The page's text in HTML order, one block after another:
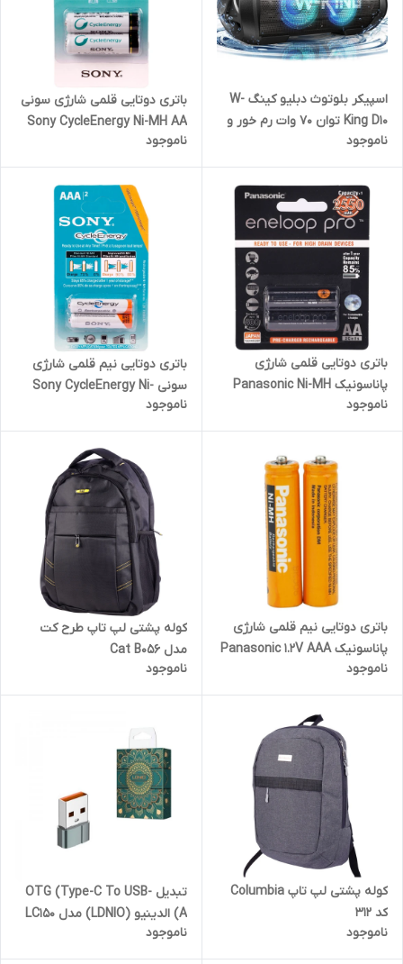
اسپیکر بلوتوث دبلیو کینگ W-
King D10 توان 70 وات رم خور و
فلش خور
ناموجود
باتری دوتایی قلمی شارژی سونی
Sony CycleEnergy Ni-MH AA
2500mAh
ناموجود
باتری دوتایی قلمی شارژی
پاناسونیک Panasonic Ni-MH
AA 2550mAh
ناموجود
باتری دوتایی نیم قلمی شارژی
سونی Sony CycleEnergy Ni-
MH AAA 1550mAh
ناموجود
باتری دوتایی نیم قلمی شارژی
پاناسونیک Panasonic 1.2V AAA
630mAh High-Copy
ناموجود
کوله پشتی لپ تاپ طرح کت
مدل Cat B056
ناموجود
کوله پشتی لپ تاپ Columbia
کد 312
ناموجود
تبدیل OTG (Type-C To USB-
A) الدینیو (LDNIO) مدل LC150
ناموجود